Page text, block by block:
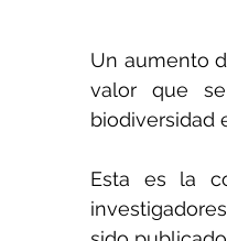
Un aumento
valor que
biodiversidad
Esta es la